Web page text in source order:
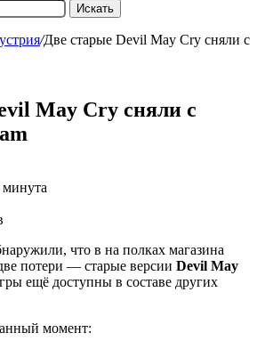
Искать
/Две старые Devil May Cry сняли с
May Cry сняли с
что в на полках магазина
потери — старые версии Devil May
ещё доступны в составе других
момент: